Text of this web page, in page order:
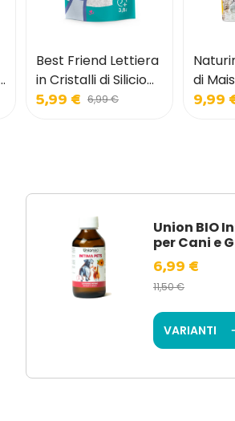
Best Friend Lettiera
in Cristalli di Silicio
per Gatti
5,99 € 6,99 €
di
9,99
Union BIO
per Cani e
6,99 €
11,50 €
VARIANTI